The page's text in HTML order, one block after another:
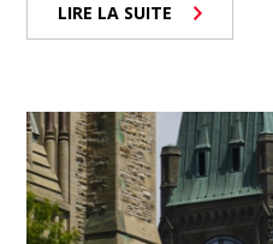
LIRE LA SUITE